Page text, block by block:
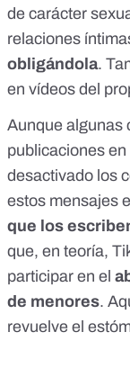
de carácter
relaciones
obligándola.
en vídeos del
Aunque algunas
publicaciones
desactivado los
estos mensajes
que los
que, en teoría,
participar en el
de menores.
revuelve el